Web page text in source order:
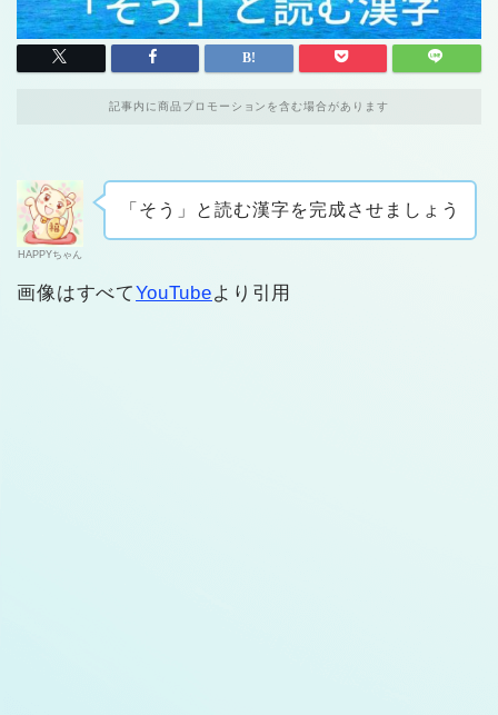
記事内に商品プロモーションを含む場合があります
HAPPYちゃん
「そう」と読む漢字を完成させましょう
画像はすべてYouTubeより引用